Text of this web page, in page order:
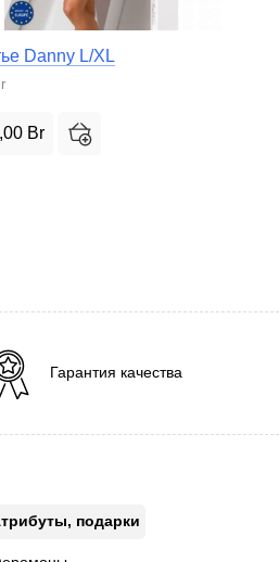
Danny L/XL
Br
Гарантия качества
подарки